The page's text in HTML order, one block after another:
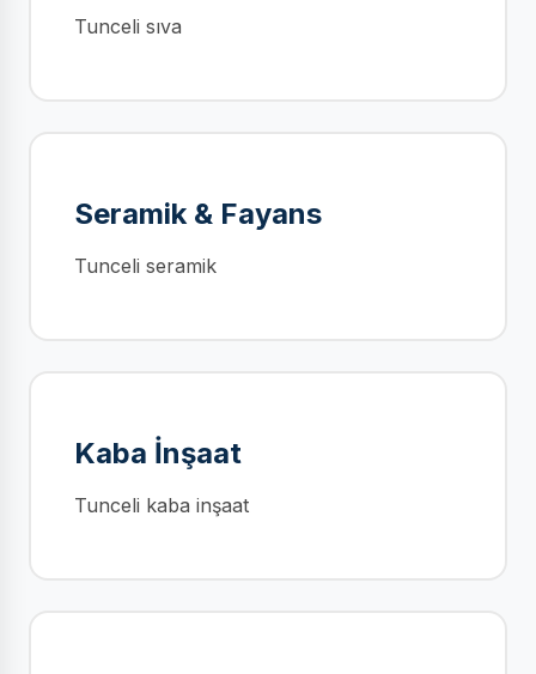
Tunceli sıva
Seramik & Fayans
Tunceli seramik
Kaba İnşaat
Tunceli kaba inşaat